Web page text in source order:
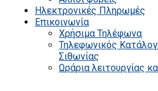
Ηλεκτρονικές Πληρωμές
Επικοινωνία
Χρήσιμα Τηλέφωνα
Τηλεφωνικός
Σιθωνίας
Ωράρια λειτουργίας